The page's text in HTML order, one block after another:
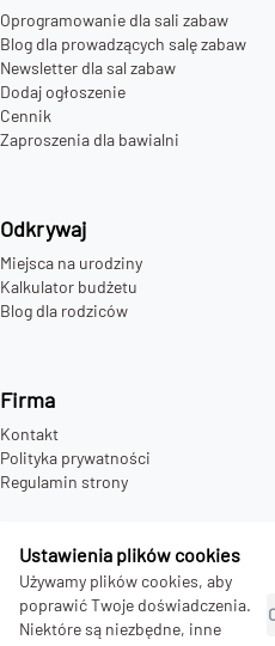
Ustawienia plików cookies
Używamy plików cookies, aby
poprawić Twoje doświadczenia.
Niektóre są niezbędne, inne
Oprogramowanie dla sali zabaw
Blog dla prowadzących salę zabaw
Newsletter dla sal zabaw
Dodaj ogłoszenie
Cennik
Zaproszenia dla bawialni
Odkrywaj
Miejsca na urodziny
Kalkulator budżetu
Blog dla rodziców
Firma
Kontakt
Polityka prywatności
Regulamin strony
2026 bday.love - all rights reserved.